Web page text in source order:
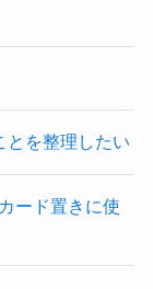
とを整理したい
ード置きに使